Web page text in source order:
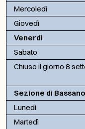
Mercoledì
Giovedì
Venerdì
Sabato
Chiuso il giorno 8
Sezione di
Lunedì
Martedì